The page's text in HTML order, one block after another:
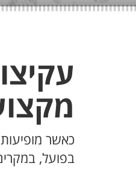
כאשר
בפועל,